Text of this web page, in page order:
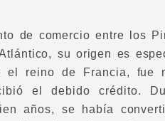
de comercio entre los
su origen es
el reino de Francia, fue
el debido crédito.
años, se había